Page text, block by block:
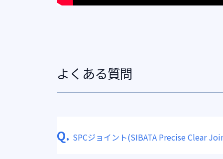
よくある質問
Q. SPCジョイント(SIBATA Precise Clear